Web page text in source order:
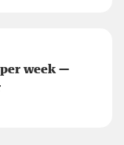
week —